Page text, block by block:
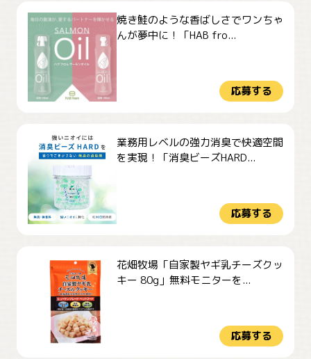
焼き鮭のような香ばしさでワンちゃ
んが夢中に！「HAB fro...
応募する
業務用レベルの強力消臭で快適空間
を実現！「消臭ビーズHARD...
応募する
花畑牧場「自家製ヤギ乳チーズクッ
キー 80g」無料モニターを...
応募する